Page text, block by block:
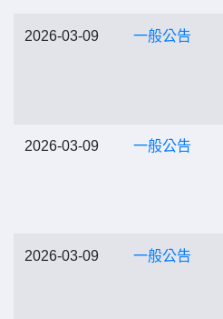
2026-03-09 一般公告
2026-03-09 一般公告
2026-03-09 一般公告